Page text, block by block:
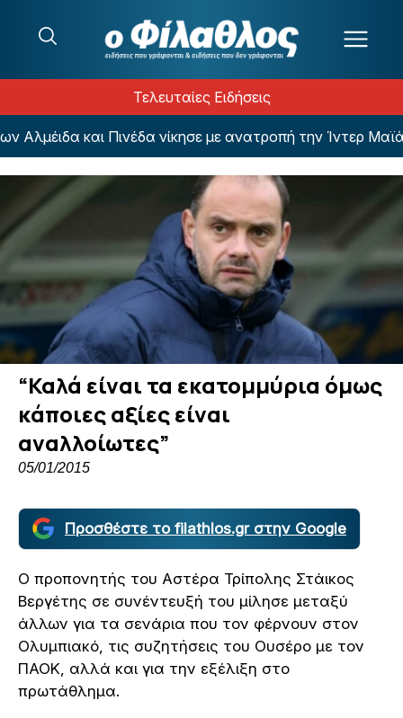
Τελευταίες Ειδήσεις
και Πινέδα νίκησε με ανατροπή την Ίντερ Μαϊάμι
“Καλά είναι τα εκατομμύρια όμως
κάποιες αξίες είναι
αναλλοίωτες”
05/01/2015
Προσθέστε το filathlos.gr στην Google
Ο προπονητής του Αστέρα Τρίπολης Στάικος
Βεργέτης σε συνέντευξή του μίλησε μεταξύ
άλλων για τα σενάρια που τον φέρνουν στον
Ολυμπιακό, τις συζητήσεις του Ουσέρο με τον
ΠΑΟΚ, αλλά και για την εξέλιξη στο
πρωτάθλημα.